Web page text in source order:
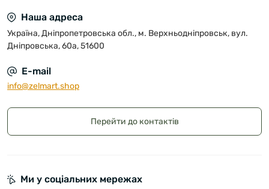
Наша адреса
Україна, Дніпропетровська обл., м. Верхньодніпровськ, вул.
Дніпровська, 60а, 51600
E-mail
info@zelmart.shop
Перейти до контактів
Ми у соціальних мережах